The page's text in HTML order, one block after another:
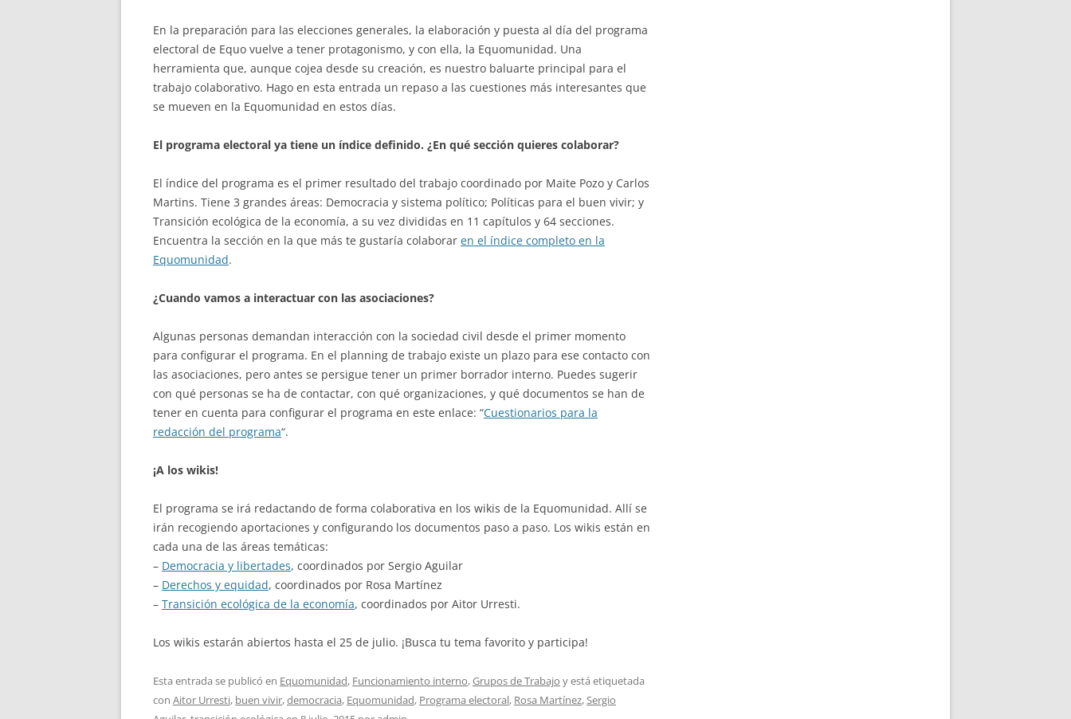
En la preparación para las elecciones generales, la elaboración y puesta al día del programa
electoral de Equo vuelve a tener protagonismo, y con ella, la Equomunidad. Una
herramienta que, aunque cojea desde su creación, es nuestro baluarte principal para el
trabajo colaborativo. Hago en esta entrada un repaso a las cuestiones más interesantes que
se mueven en la Equomunidad en estos días.
El programa electoral ya tiene un índice definido. ¿En qué sección quieres colaborar?
El índice del programa es el primer resultado del trabajo coordinado por Maite Pozo y Carlos
Martins. Tiene 3 grandes áreas: Democracia y sistema político; Políticas para el buen vivir; y
Transición ecológica de la economía, a su vez divididas en 11 capítulos y 64 secciones.
Encuentra la sección en la que más te gustaría colaborar en el índice completo en la
Equomunidad.
¿Cuando vamos a interactuar con las asociaciones?
Algunas personas demandan interacción con la sociedad civil desde el primer momento
para configurar el programa. En el planning de trabajo existe un plazo para ese contacto con
las asociaciones, pero antes se persigue tener un primer borrador interno. Puedes sugerir
con qué personas se ha de contactar, con qué organizaciones, y qué documentos se han de
tener en cuenta para configurar el programa en este enlace: “Cuestionarios para la
redacción del programa“.
¡A los wikis!
El programa se irá redactando de forma colaborativa en los wikis de la Equomunidad. Allí se
irán recogiendo aportaciones y configurando los documentos paso a paso. Los wikis están en
cada una de las áreas temáticas:
– Democracia y libertades, coordinados por Sergio Aguilar
– Derechos y equidad, coordinados por Rosa Martínez
– Transición ecológica de la economía, coordinados por Aitor Urresti.
Los wikis estarán abiertos hasta el 25 de julio. ¡Busca tu tema favorito y participa!
Esta entrada se publicó en Equomunidad, Funcionamiento interno,Grupos de Trabajo y está etiquetada
con Aitor Urresti, buen vivir,democracia, Equomunidad, Programa electoral, Rosa Martínez,Sergio